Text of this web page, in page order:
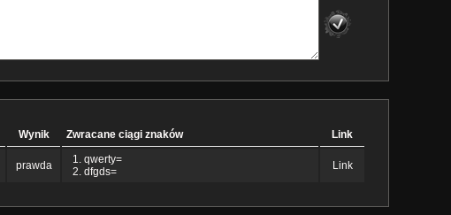
Wynik Zwracane ciągi znaków Link
prawda
qwerty=
dfgds=
Link